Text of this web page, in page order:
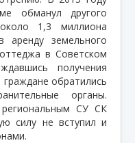
обманул другого
1,3 миллиона
аренду земельного
в Советском
получения
обратились
органы.
региональным СУ СК
силу не вступил и